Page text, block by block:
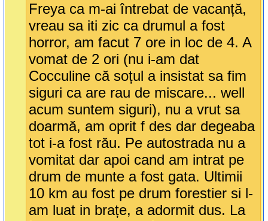
Freya ca m-ai întrebat de vacanță,
vreau sa iti zic ca drumul a fost
horror, am facut 7 ore in loc de 4. A
vomat de 2 ori (nu i-am dat
Cocculine că soțul a insistat sa fim
siguri ca are rau de miscare... well
acum suntem siguri), nu a vrut sa
doarmă, am oprit f des dar degeaba
tot i-a fost rău. Pe autostrada nu a
vomitat dar apoi cand am intrat pe
drum de munte a fost gata. Ultimii
10 km au fost pe drum forestier si l-
am luat in brațe, a adormit dus. La